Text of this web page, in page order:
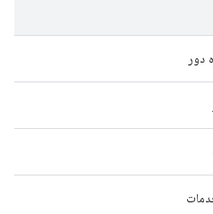
دور